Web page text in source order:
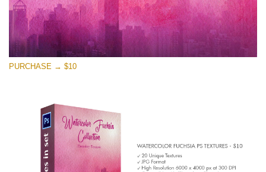
(1783 Overlays)
Large 6000*4000px
Tải xuống miễn phí
PURCHASE → $10